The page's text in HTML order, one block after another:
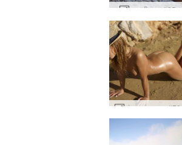
एम्बर बीच बम #35
अंबर जलता हुआ #78